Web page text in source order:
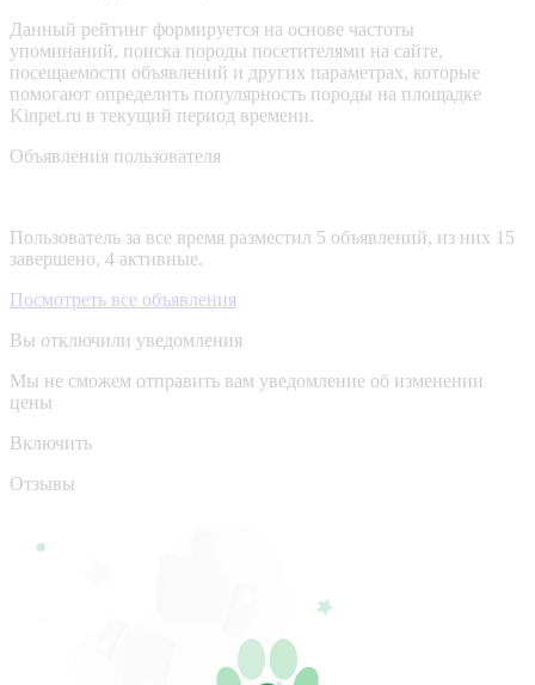
Данный рейтинг формируется на основе частоты
упоминаний, поиска породы посетителями на сайте,
посещаемости объявлений и других параметрах, которые
помогают определить популярность породы на площадке
Kinpet.ru в текущий период времени.
Объявления пользователя
Пользователь за все время разместил 5 объявлений, из них 15
завершено, 4 активные.
Посмотреть все объявления
Вы отключили уведомления
Мы не сможем отправить вам уведомление об изменении
цены
Включить
Отзывы